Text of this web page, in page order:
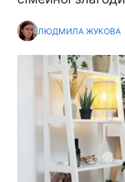
ЛЮДМИЛА ЖУКОВА